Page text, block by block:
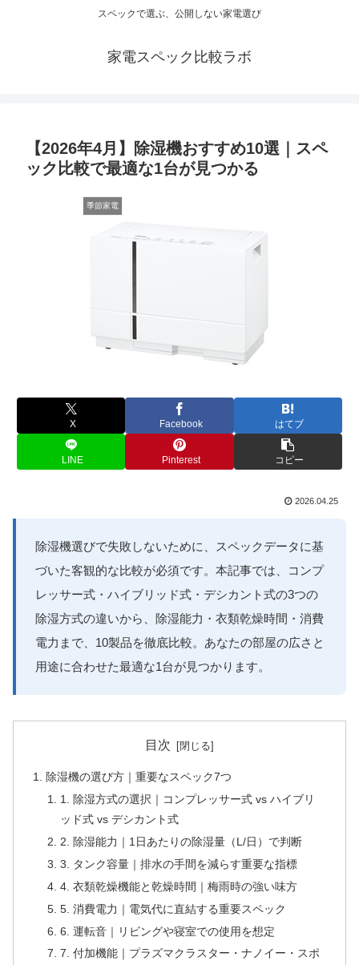
スペックで選ぶ、公開しない家電選び
家電スペック比較ラボ
【2026年4月】除湿機おすすめ10選｜スペ
ック比較で最適な1台が見つかる
季節家電
X Facebook はてブ
LINE Pinterest コピー
2026.04.25
除湿機選びで失敗しないために、スペックデータに基
づいた客観的な比較が必須です。本記事では、コンプ
レッサー式・ハイブリッド式・デシカント式の3つの
除湿方式の違いから、除湿能力・衣類乾燥時間・消費
電力まで、10製品を徹底比較。あなたの部屋の広さと
用途に合わせた最適な1台が見つかります。
目次
除湿機の選び方｜重要なスペック7つ
1. 除湿方式の選択｜コンプレッサー式 vs ハイブリ
ッド式 vs デシカント式
2. 除湿能力｜1日あたりの除湿量（L/日）で判断
3. タンク容量｜排水の手間を減らす重要な指標
4. 衣類乾燥機能と乾燥時間｜梅雨時の強い味方
5. 消費電力｜電気代に直結する重要スペック
6. 運転音｜リビングや寝室での使用を想定
7. 付加機能｜プラズマクラスター・ナノイー・スポ